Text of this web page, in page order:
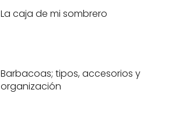
La caja de mi sombrero
Barbacoas; tipos, accesorios y
organización